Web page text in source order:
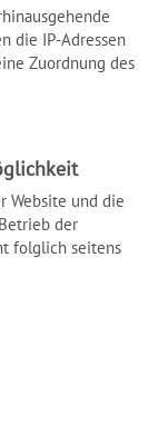
die IP-Adressen
Zuordnung des
Website und die
der
folglich seitens